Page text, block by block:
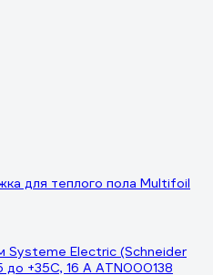
для теплого пола Multifoil